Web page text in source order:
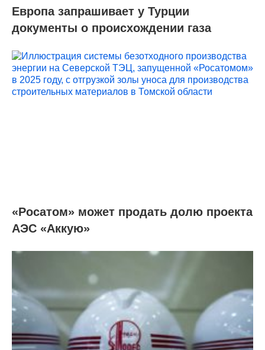
Европа запрашивает у Турции
документы о происхождении газа
«Росатом» может продать долю проекта
АЭС «Аккую»